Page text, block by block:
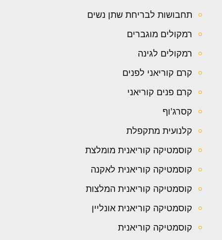
תחבושות לבריחת שתן נשים
רמקולים מוגברים
רמקולים לגינה
קרם קוריאני לפנים
קרם פנים קוריאני
קסרג'וף
קלנועית מתקפלת
קוסמטיקה קוריאנית מומלצת
קוסמטיקה קוריאנית לאקנה
קוסמטיקה קוריאנית המלצות
קוסמטיקה קוריאנית אונליין
קוסמטיקה קוריאנית